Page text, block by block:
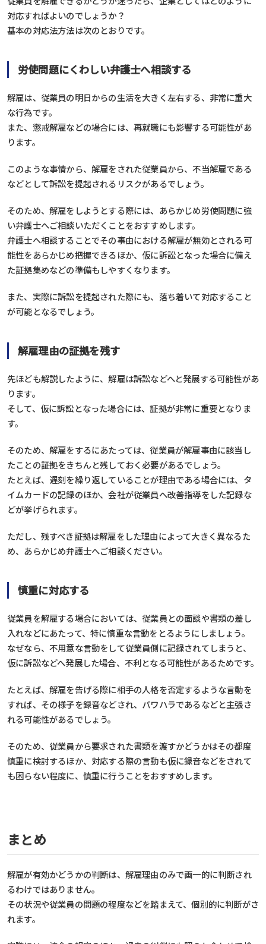
対応すればよいのでしょうか？
基本の対応法方法は次のとおりです。
労使問題にくわしい弁護士へ相談する
解雇は、従業員の明日からの生活を大きく左右する、非常に重大
な行為です。
また、懲戒解雇などの場合には、再就職にも影響する可能性があ
ります。
このような事情から、解雇をされた従業員から、不当解雇である
などとして訴訟を提起されるリスクがあるでしょう。
そのため、解雇をしようとする際には、あらかじめ労使問題に強
い弁護士へご相談いただくことをおすすめします。
弁護士へ相談することでその事由における解雇が無効とされる可
能性をあらかじめ把握できるほか、仮に訴訟となった場合に備え
た証拠集めなどの準備もしやすくなります。
また、実際に訴訟を提起された際にも、落ち着いて対応すること
が可能となるでしょう。
解雇理由の証拠を残す
先ほども解説したように、解雇は訴訟などへと発展する可能性があ
ります。
そして、仮に訴訟となった場合には、証拠が非常に重要となりま
す。
そのため、解雇をするにあたっては、従業員が解雇事由に該当し
たことの証拠をきちんと残しておく必要があるでしょう。
たとえば、遅刻を繰り返していることが理由である場合には、タ
イムカードの記録のほか、会社が従業員へ改善指導をした記録な
どが挙げられます。
ただし、残すべき証拠は解雇をした理由によって大きく異なるた
め、あらかじめ弁護士へご相談ください。
慎重に対応する
従業員を解雇する場合においては、従業員との面談や書類の差し
入れなどにあたって、特に慎重な言動をとるようにしましょう。
なぜなら、不用意な言動をして従業員側に記録されてしまうと、
仮に訴訟などへ発展した場合、不利となる可能性があるためです。
たとえば、解雇を告げる際に相手の人格を否定するような言動を
すれば、その様子を録音などされ、パワハラであるなどと主張さ
れる可能性があるでしょう。
そのため、従業員から要求された書類を渡すかどうかはその都度
慎重に検討するほか、対応する際の言動も仮に録音などをされて
も困らない程度に、慎重に行うことをおすすめします。
まとめ
解雇が有効かどうかの判断は、解雇理由のみで画一的に判断され
るわけではありません。
その状況や従業員の問題の程度などを踏まえて、個別的に判断がさ
れます。